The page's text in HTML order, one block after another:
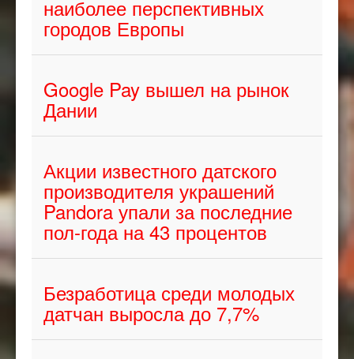
наиболее перспективных
городов Европы
Google Pay вышел на рынок
Дании
Акции известного датского
производителя украшений
Pandora упали за последние
пол-года на 43 процентов
Безработица среди молодых
датчан выросла до 7,7%